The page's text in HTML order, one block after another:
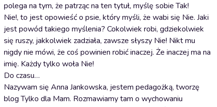
polega na tym, że patrząc na ten tytuł, myślę sobie Tak!
Nie!, to jest opowieść o psie, który myśli, że wabi się Nie. Jaki
jest powód takiego myślenia? Cokolwiek robi, gdziekolwiek
się ruszy, jakkolwiek zadziała, zawsze słyszy Nie! Nikt mu
nigdy nie mówi, że coś powinien robić inaczej. Że inaczej ma na
imię. Każdy tylko woła Nie!
Do czasu…
Nazywam się Anna Jankowska, jestem pedagożką, tworzę
blog Tylko dla Mam. Rozmawiamy tam o wychowaniu